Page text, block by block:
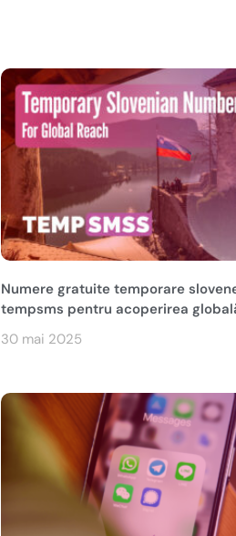
Numere gratuite temporare
tempsms pentru acoperirea
30 mai 2025